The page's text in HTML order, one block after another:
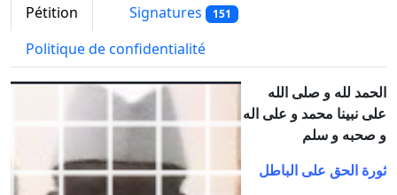
Pétition Signatures 151
Politique de confidentialité
الحمد لله و صلى الله
على نبينا محمد و على اله
و صحبه و سلم
ثورة الحق على الباطل